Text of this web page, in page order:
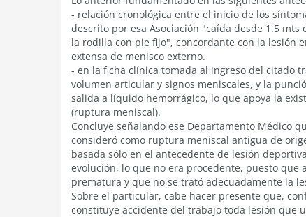
- relación cronológica entre el inicio de los
descrito por esa Asociación "caída desde 1.5
la rodilla con pie fijo", concordante con la lesión
extensa de menisco externo.
- en la ficha clínica tomada al ingreso del citado
volumen articular y signos meniscales, y la
salida a líquido hemorrágico, lo que apoya la
(ruptura meniscal).
Concluye señalando ese Departamento Médico
consideró como ruptura meniscal antigua de
basada sólo en el antecedente de lesión
evolución, lo que no era procedente, puesto
prematura y que no se trató adecuadamente la
Sobre el particular, cabe hacer presente que,
constituye accidente del trabajo toda lesión que